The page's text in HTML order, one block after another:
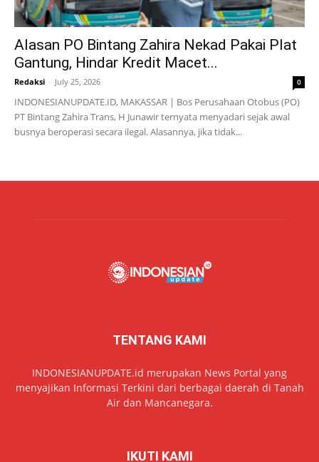
Alasan PO Bintang Zahira Nekad Pakai Plat
Gantung, Hindar Kredit Macet...
Redaksi - July 25, 2026 0
INDONESIANUPDATE.ID, MAKASSAR | Bos Perusahaan Otobus (PO)
PT Bintang Zahira Trans, H Junawir ternyata menyadari sejak awal
busnya beroperasi secara ilegal. Alasannya, jika tidak...
TENTANG KAMI
INDONESIANUPDATE.id merupakan News Portal yang
menyajikan Informasi Terkini dari berbagai daerah di Tanah
Air dan Mancanegara.
IKUTI KAMI